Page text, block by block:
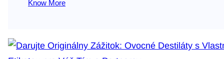
Know More